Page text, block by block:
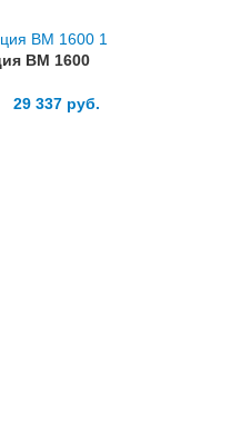
ВМ 1600
29 337 руб.